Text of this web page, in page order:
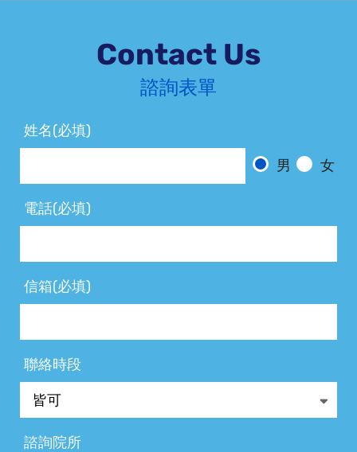
Contact Us
諮詢表單
姓名(必填)
男
女
電話(必填)
信箱(必填)
聯絡時段
諮詢院所